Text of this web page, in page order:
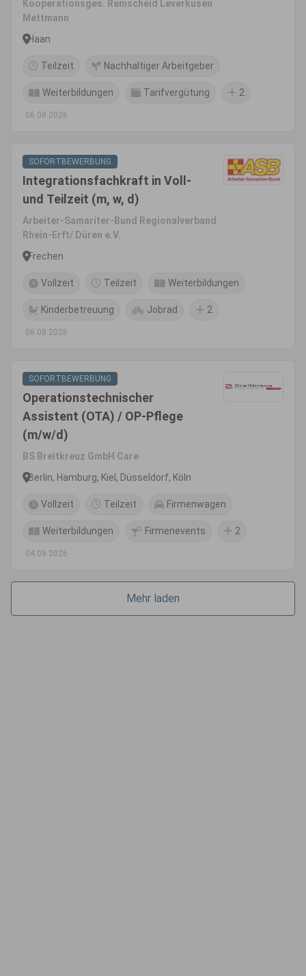
Kooperationsges. Remscheid Leverkusen
Mettmann
Haan
Teilzeit Nachhaltiger Arbeitgeber
Weiterbildungen Tarifvergütung 2
06.08.2026
SOFORTBEWERBUNG
Integrationsfachkraft in Voll-
und Teilzeit (m, w, d)
Arbeiter-Samariter-Bund Regionalverband
Rhein-Erft/ Düren e.V.
Frechen
Vollzeit Teilzeit Weiterbildungen
Kinderbetreuung Jobrad 2
06.08.2026
SOFORTBEWERBUNG
Operationstechnischer
Assistent (OTA) / OP-Pflege
(m/w/d)
BS Breitkreuz GmbH Care
Berlin, Hamburg, Kiel, Düsseldorf, Köln
Vollzeit Teilzeit Firmenwagen
Weiterbildungen Firmenevents 2
04.08.2026
Mehr laden